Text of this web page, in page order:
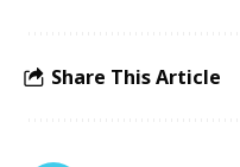
Share This Article